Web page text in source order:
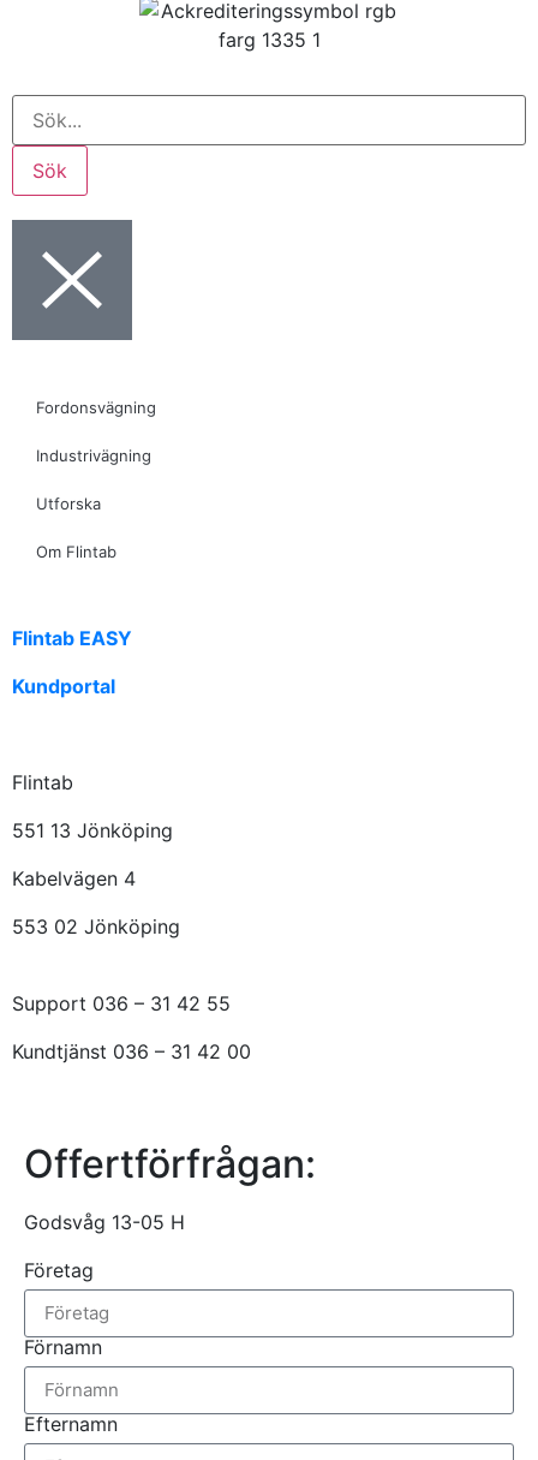
Sök
Fordonsvägning
Industrivägning
Utforska
Om Flintab
Flintab EASY
Kundportal
Flintab
551 13 Jönköping
Kabelvägen 4
553 02 Jönköping
Support 036 – 31 42 55
Kundtjänst 036 – 31 42 00
Offertförfrågan:
Godsvåg 13-05 H
Företag
Förnamn
Efternamn